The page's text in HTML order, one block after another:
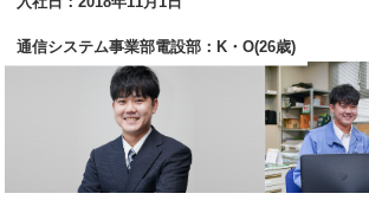
通信システム事業部電設部：K・O(26歳)